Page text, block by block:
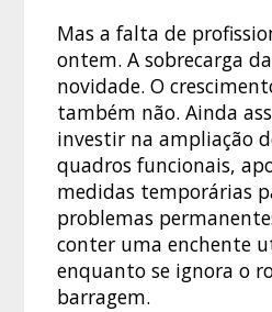
Mas a falta de
ontem. A sobrecarga
novidade. O
também não. Ainda
investir na ampliação
quadros funcionais,
medidas temporárias
problemas
conter uma enchente
enquanto se ignora o
barragem.